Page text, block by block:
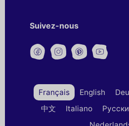
Suivez-nous
Français English
中文
Italiano